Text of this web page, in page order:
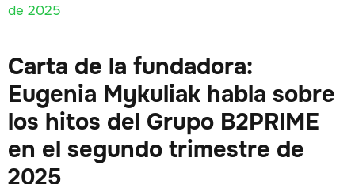
de 2025
Carta de la fundadora:
Eugenia Mykuliak habla sobre
los hitos del Grupo B2PRIME
en el segundo trimestre de
2025